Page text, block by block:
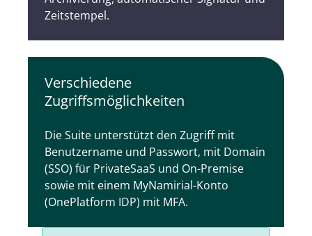
Zeitstempel.
Verschiedene
Zugriffsmöglichkeiten
Die Suite unterstützt den Zugriff mit
Benutzername und Passwort, mit Domain
(SSO) für PrivateSaaS und On-Premise
sowie mit einem MyNamirial-Konto
(OnePlatform IDP) mit MFA.